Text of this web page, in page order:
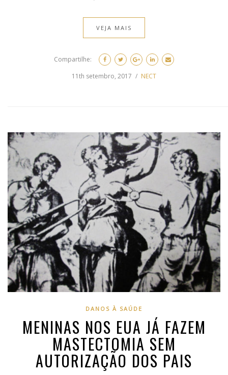
VEJA MAIS
Compartilhe:
11th setembro, 2017
NECT
DANOS À SAÚDE
MENINAS NOS EUA JÁ FAZEM
MASTECTOMIA SEM
AUTORIZAÇÃO DOS PAIS